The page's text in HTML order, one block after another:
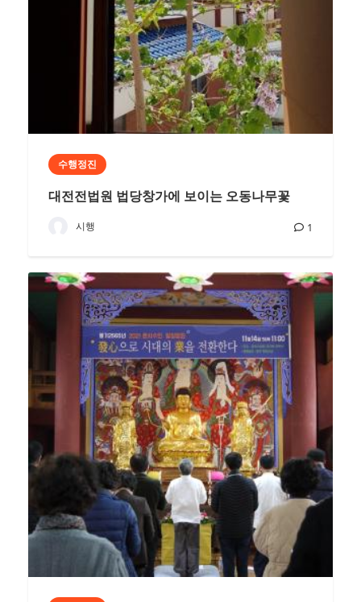
수행정진
대전전법원 법당창가에 보이는 오동나무꽃
시행 1